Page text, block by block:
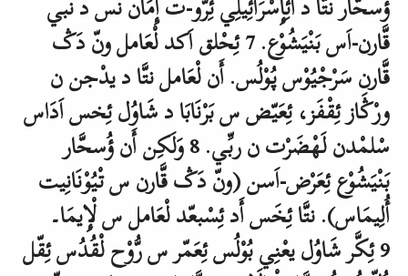
قَّارن-اَس بَنْيَشُوْع. 7 ئِحْلق اَكد لْعَامل ونّ دَݣ
قَّارن سَرْجْيُوْس پُـوْلُس. أَن لْعَامل نتَّا د يدْجن ن
ورْݣَاز ئِقْفَز، ئِعَيّض س بَرْنَابَا د شَاوُل ئِخس اَدَاس
سْلمْدن لَهْضَرْت ن ربِّـي. 8 وَلَكِن أَن ؤُسحَّار
بَنْيَشُوْع ئِعَرْض-اَسن (ونّ دَݣ قَّارن س تْـيُوْنَانِيت
أُلِيمَاس). نتَّا ئِخَس أَد ئِسْبعّد لْعَامل س لْإِيمَا۔
9 ئِكَّر شَاوُل يعْنِي بُوْلُس ئِعَمّر س رُّوْح لْقُدُس ئِقّل